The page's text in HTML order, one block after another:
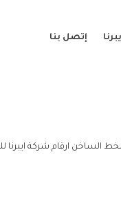
إتصل بنا
الساخن ارقام شركة ايبرنا